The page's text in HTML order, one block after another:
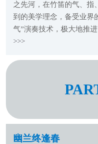
之先河，在竹笛的气、指
到的美学理念，备受业界
气”演奏技术，极大地推
>>>
幽兰终逢春